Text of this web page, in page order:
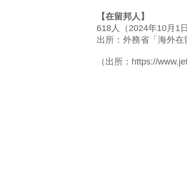
【在留邦人】
618人（2024年10月1
出所：外務省「海外在
（出所： https://